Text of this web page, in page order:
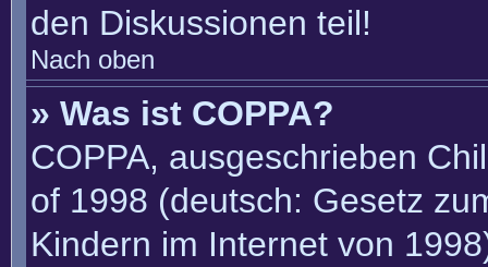
den Diskussionen teil!
Nach oben
» Was ist COPPA?
COPPA, ausgeschrieben
of 1998 (deutsch: Gesetz
Kindern im Internet von